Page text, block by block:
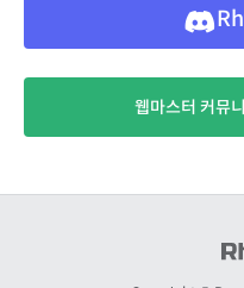
웹마스터 커뮤